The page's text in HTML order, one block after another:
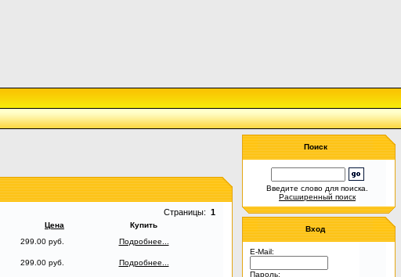
Страницы: 1
Цена
Купить
299.00 руб.
Подробнее...
299.00 руб.
Подробнее...
Поиск
Введите слово для поиска.
Расширенный поиск
Вход
E-Mail:
Пароль: